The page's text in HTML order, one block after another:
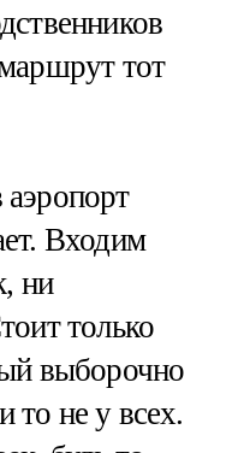
тот
Входим
ни
только
выборочно
то не у всех.